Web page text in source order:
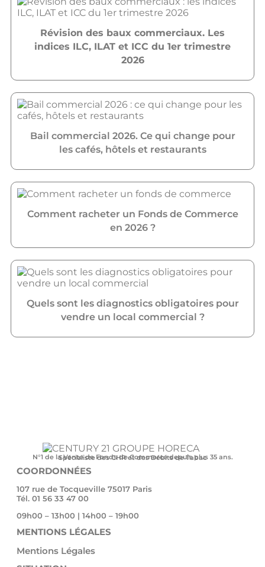
Révision des baux commerciaux. Les
indices ILC, ILAT et ICC du 1er trimestre
2026
Bail commercial 2026. Ce qui change pour
les cafés, hôtels et restaurants
Comment racheter un Fonds de Commerce
en 2026 ?
Quels sont les diagnostics obligatoires pour
vendre un local commercial ?
N°1 de la Vente de Fonds de Commerce depuis plus 35 ans.
Spécialiste des CHR et des Débits de Tabac
COORDONNÉES
107 rue de Tocqueville 75017 Paris
Tél. 01 56 33 47 00
09h00 – 13h00 | 14h00 – 19h00
MENTIONS LÉGALES
Mentions Légales